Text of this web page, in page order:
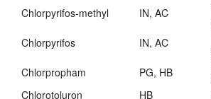
Chlorpyrifos-methyl
IN, AC
Chlorpyrifos
IN, AC
Chlorpropham
PG, HB
Chlorotoluron
HB